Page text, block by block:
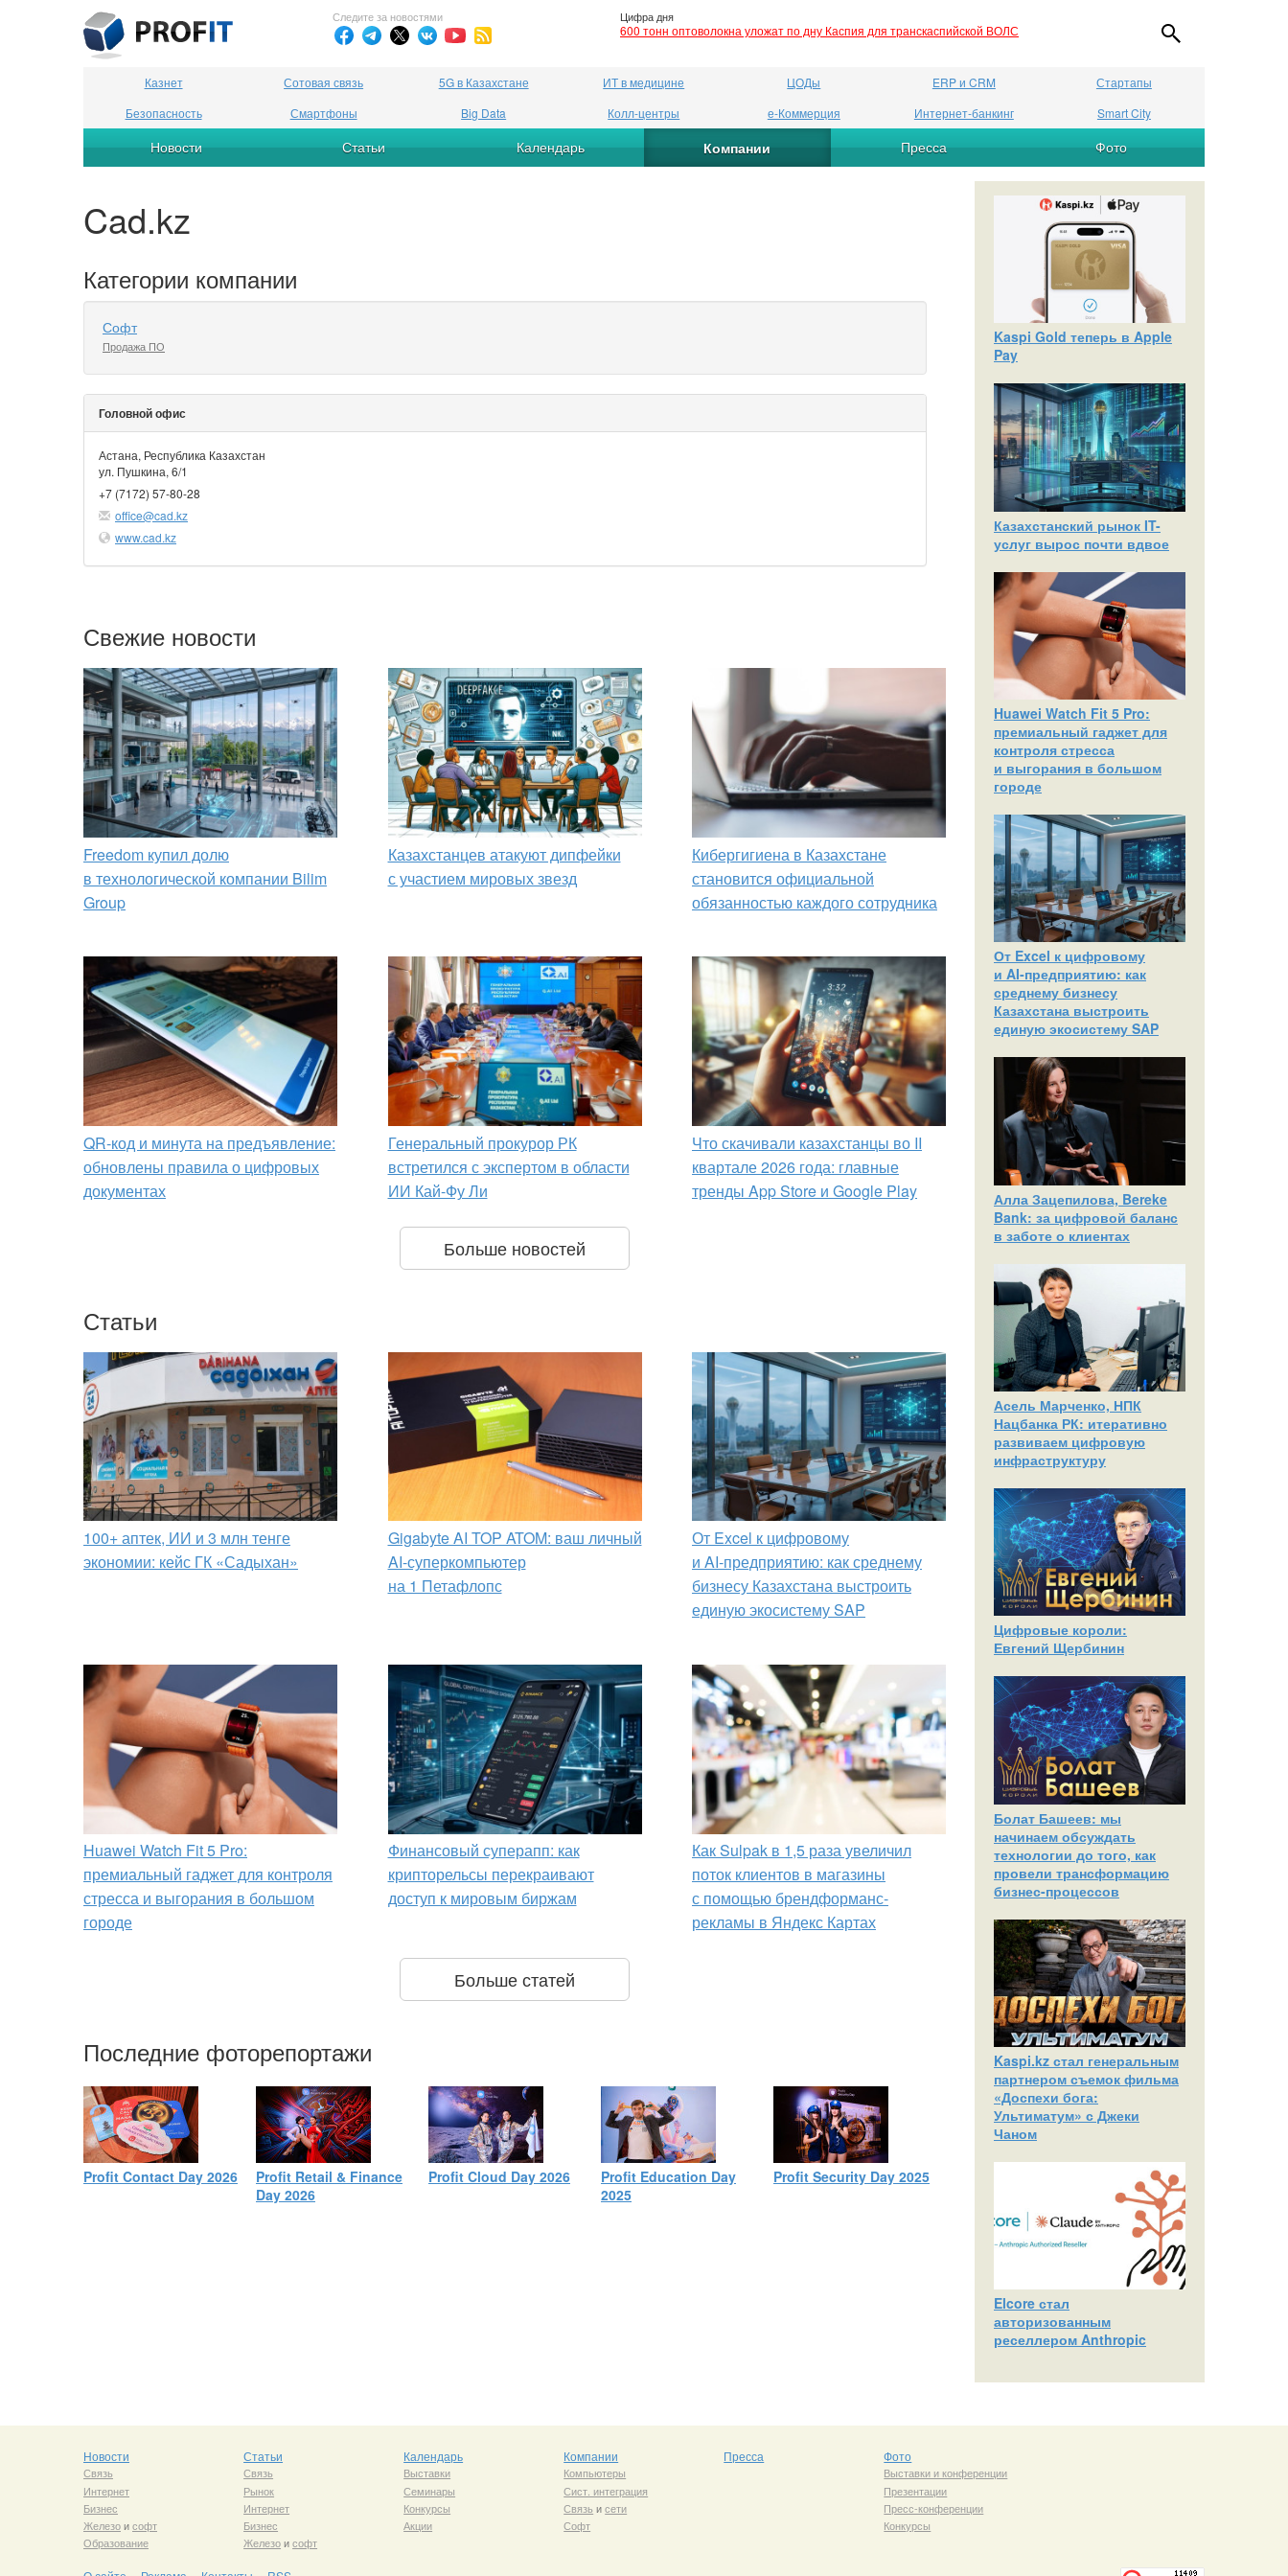
Следите за новостями Цифра дня
600 тонн оптоволокна уложат по дну Каспия для транскаспийской ВОЛС
Казнет Сотовая связь 5G в Казахстане ИТ в медицине ЦОДы ERP и CRM
Стартапы
Безопасность
Смартфоны Big Data Колл-центры е-Коммерция Интернет-банкинг Smart City
Новости Статьи Календарь Компании Пресса Фото
Cad.kz
Категории компании
Софт
Продажа ПО
Головной офис
Астана, Республика Казахстан
ул. Пушкина, 6/1
+7 (7172) 57-80-28
office@cad.kz
www.cad.kz
Свежие новости
Freedom купил долю
в технологической компании Bilim
Group
Казахстанцев атакуют дипфейки
с участием мировых звезд
Кибергигиена в Казахстане
становится официальной
обязанностью каждого сотрудника
QR-код и минута на предъявление:
обновлены правила о цифровых
документах
Генеральный прокурор РК
встретился с экспертом в области
ИИ Кай-Фу Ли
Что скачивали казахстанцы во II
квартале 2026 года: главные
тренды App Store и Google Play
Больше новостей
Статьи
100+ аптек, ИИ и 3 млн тенге
экономии: кейс ГК «Садыхан»
Gigabyte AI TOP ATOM: ваш личный
AI-суперкомпьютер
на 1 Петафлопс
От Excel к цифровому
и AI‑предприятию: как среднему
бизнесу Казахстана выстроить
единую экосистему SAP
Huawei Watch Fit 5 Pro:
премиальный гаджет для контроля
стресса и выгорания в большом
городе
Финансовый суперапп: как
крипторельсы перекраивают
доступ к мировым биржам
Как Sulpak в 1,5 раза увеличил
поток клиентов в магазины
с помощью брендформанс-
рекламы в Яндекс Картах
Больше статей
Последние фоторепортажи
Profit Contact Day 2026
Profit Retail & Finance
Day 2026
Profit Cloud Day 2026
Profit Education Day
2025
Profit Security Day 2025
Kaspi Gold теперь в Apple
Pay
Казахстанский рынок IT-
услуг вырос почти вдвое
Huawei Watch Fit 5 Pro:
премиальный гаджет для
контроля стресса
и выгорания в большом
городе
От Excel к цифровому
и AI‑предприятию: как
среднему бизнесу
Казахстана выстроить
единую экосистему SAP
Алла Зацепилова, Bereke
Bank: за цифровой баланс
в заботе о клиентах
Асель Марченко, НПК
Нацбанка РК: итеративно
развиваем цифровую
инфраструктуру
Цифровые короли:
Евгений Щербинин
Болат Башеев: мы
начинаем обсуждать
технологии до того, как
провели трансформацию
бизнес-процессов
Kaspi.kz стал генеральным
партнером съемок фильма
«Доспехи бога:
Ультиматум» с Джеки
Чаном
Elcore стал
авторизованным
реселлером Anthropic
Новости
Связь
Интернет
Бизнес
Железоисофт
Образование
Статьи
Связь
Рынок
Интернет
Бизнес
Железоисофт
Календарь
Выставки
Семинары
Конкурсы
Акции
Компании
Компьютеры
Сист. интеграция
Связь исети
Софт
Пресса Фото
Выставки и конференции
Презентации
Пресс-конференции
Конкурсы